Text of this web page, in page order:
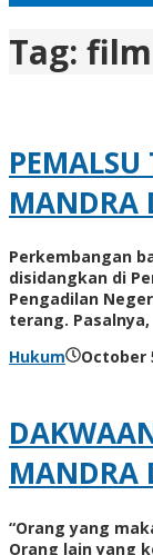
Tag: film
MANDRA
Perkembangan
disidangkan di
Pengadilan
terang. Pasalnya,
Hukum
October
MANDRA
“Orang yang
Orang lain yang